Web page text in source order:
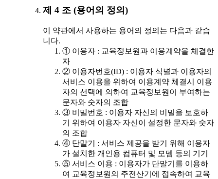
제 4 조 (용어의 정의)
이 약관에서 사용하는 용어의 정의는 다음과 같습
니다.
① 이용자 : 교육정보원과 이용계약을 체결한
자
② 이용자번호(ID) : 이용자 식별과 이용자의
서비스 이용을 위하여 이용계약 체결시 이용
자의 선택에 의하여 교육정보원이 부여하는
문자와 숫자의 조합
③ 비밀번호 : 이용자 자신의 비밀을 보호하
기 위하여 이용자 자신이 설정한 문자와 숫자
의 조합
④ 단말기 : 서비스 제공을 받기 위해 이용자
가 설치한 개인용 컴퓨터 및 모뎀 등의 기기
⑤ 서비스 이용 : 이용자가 단말기를 이용하
여 교육정보원의 주전산기에 접속하여 교육